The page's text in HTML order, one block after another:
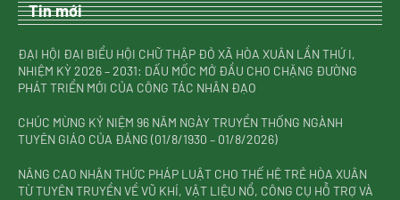
Tin mới
ĐẠI HỘI ĐẠI BIỂU HỘI CHỮ THẬP ĐỎ XÃ HÒA XUÂN LẦN THỨ I,
NHIỆM KỲ 2026 – 2031: DẤU MỐC MỞ ĐẦU CHO CHẶNG ĐƯỜNG
PHÁT TRIỂN MỚI CỦA CÔNG TÁC NHÂN ĐẠO
CHÚC MỪNG KỶ NIỆM 96 NĂM NGÀY TRUYỀN THỐNG NGÀNH
TUYÊN GIÁO CỦA ĐẢNG (01/8/1930 – 01/8/2026)
NÂNG CAO NHẬN THỨC PHÁP LUẬT CHO THẾ HỆ TRẺ HÒA XUÂN
TỪ TUYÊN TRUYỀN VỀ VŨ KHÍ, VẬT LIỆU NỔ, CÔNG CỤ HỖ TRỢ VÀ